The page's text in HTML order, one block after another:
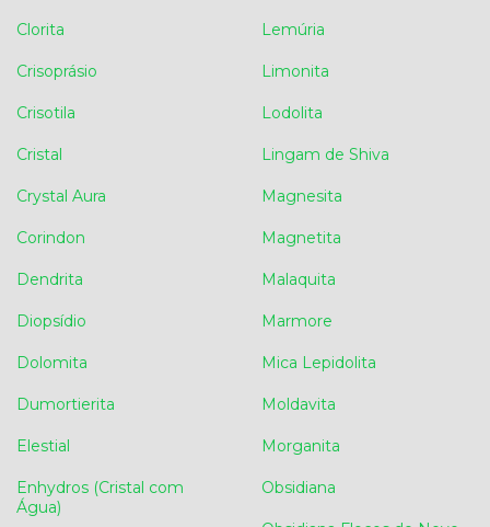
Clorita
Crisoprásio
Crisotila
Cristal
Crystal Aura
Corindon
Dendrita
Diopsídio
Dolomita
Dumortierita
Elestial
Enhydros (Cristal com
Água)
Lemúria
Limonita
Lodolita
Lingam de Shiva
Magnesita
Magnetita
Malaquita
Marmore
Mica Lepidolita
Moldavita
Morganita
Obsidiana